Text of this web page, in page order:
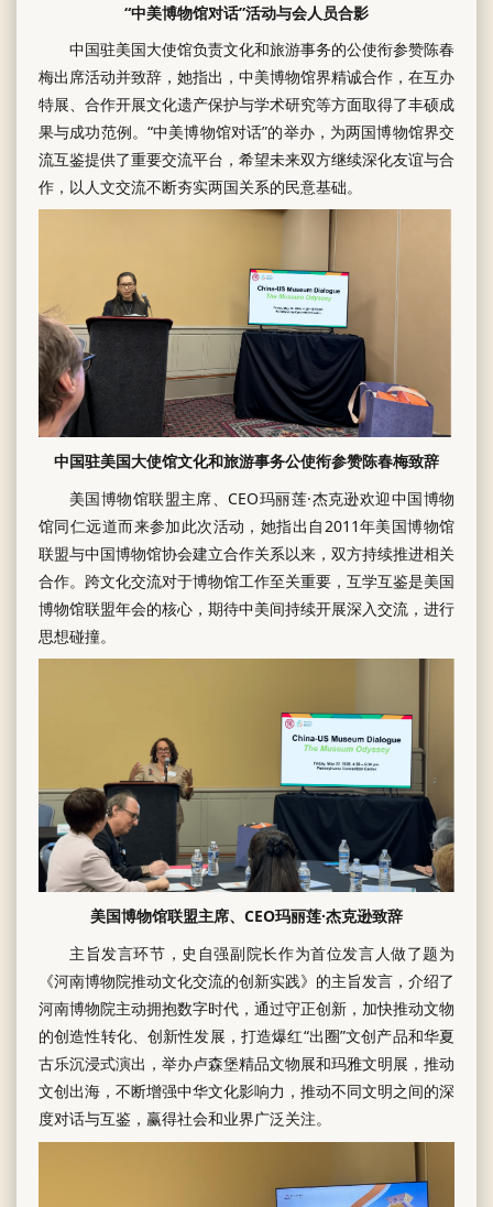
“中美博物馆对话”活动与会人员合影
中国驻美国大使馆负责文化和旅游事务的公使衔参赞陈春
梅出席活动并致辞，她指出，中美博物馆界精诚合作，在互办
特展、合作开展文化遗产保护与学术研究等方面取得了丰硕成
果与成功范例。“中美博物馆对话”的举办，为两国博物馆界交
流互鉴提供了重要交流平台，希望未来双方继续深化友谊与合
作，以人文交流不断夯实两国关系的民意基础。
中国驻美国大使馆文化和旅游事务公使衔参赞陈春梅致辞
美国博物馆联盟主席、CEO玛丽莲·杰克逊欢迎中国博物
馆同仁远道而来参加此次活动，她指出自2011年美国博物馆
联盟与中国博物馆协会建立合作关系以来，双方持续推进相关
合作。跨文化交流对于博物馆工作至关重要，互学互鉴是美国
博物馆联盟年会的核心，期待中美间持续开展深入交流，进行
思想碰撞。
美国博物馆联盟主席、CEO玛丽莲·杰克逊致辞
主旨发言环节，史自强副院长作为首位发言人做了题为
《河南博物院推动文化交流的创新实践》的主旨发言，介绍了
河南博物院主动拥抱数字时代，通过守正创新，加快推动文物
的创造性转化、创新性发展，打造爆红“出圈”文创产品和华夏
古乐沉浸式演出，举办卢森堡精品文物展和玛雅文明展，推动
文创出海，不断增强中华文化影响力，推动不同文明之间的深
度对话与互鉴，赢得社会和业界广泛关注。